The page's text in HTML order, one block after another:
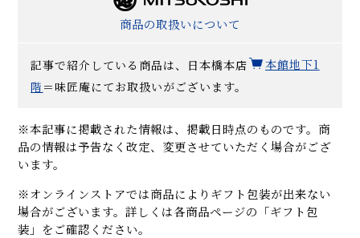
商品の取扱いについて
記事で紹介している商品は、日本橋本店
本館地下1
階 ＝味匠庵にてお取扱いがございます。
※本記事に掲載された情報は、掲載日時点のものです。商
品の情報は予告なく改定、変更させていただく場合がござ
います。
※オンラインストアでは商品によりギフト包装が出来ない
場合がございます。詳しくは各商品ページの「ギフト包
装」をご確認ください。